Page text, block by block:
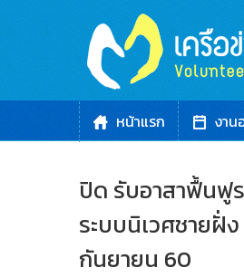
หน้าแรก งาน
ปิด รับอาสาฟื้นฟู
ระบบนิเวศชายฝั่
กันยายน 60